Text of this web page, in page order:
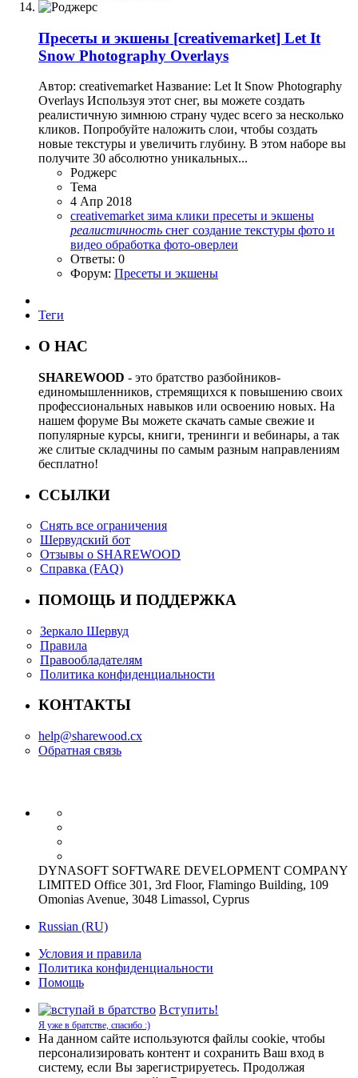
Пресеты и экшены [creativemarket] Let It
Snow Photography Overlays
Автор: creativemarket Название: Let It Snow Photography
Overlays Используя этот снег, вы можете создать
реалистичную зимнюю страну чудес всего за несколько
кликов. Попробуйте наложить слои, чтобы создать
новые текстуры и увеличить глубину. В этом наборе вы
получите 30 абсолютно уникальных...
Роджерc
Тема
4 Апр 2018
creativemarketзима клики пресеты и экшены
реалистичность снег создание текстуры фото и
видео обработка фото-оверлеи
Ответы: 0
Форум: Пресеты и экшены
Теги
О НАС
SHAREWOOD - это братство разбойников-
единомышленников, стремящихся к повышению своих
профессиональных навыков или освоению новых. На
нашем форуме Вы можете скачать самые свежие и
популярные курсы, книги, тренинги и вебинары, а так
же слитые складчины по самым разным направлениям
бесплатно!
ССЫЛКИ
Снять все ограничения
Шервудский бот
Отзывы о SHAREWOOD
Справка (FAQ)
ПОМОЩЬ И ПОДДЕРЖКА
Зеркало Шервуд
Правила
Правообладателям
Политика конфиденциальности
КОНТАКТЫ
help@sharewood.cx
Обратная связь
DYNASOFT SOFTWARE DEVELOPMENT COMPANY
LIMITED Office 301, 3rd Floor, Flamingo Building, 109
Omonias Avenue, 3048 Limassol, Cyprus
Russian (RU)
Условия и правила
Политика конфиденциальности
Помощь
Вступить!
Я уже в братстве, спасибо :)
На данном сайте используются файлы cookie, чтобы
персонализировать контент и сохранить Ваш вход в
систему, если Вы зарегистрируетесь. Продолжая